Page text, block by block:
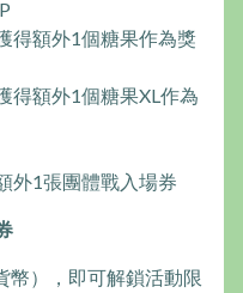
得額外1個糖果作為獎
得額外1個糖果XL作為
外1張團體戰入場券
幣），即可解鎖活動限